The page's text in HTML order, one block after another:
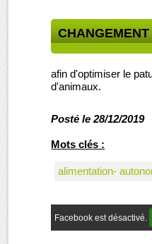
afin d'optimiser le
d'animaux.
Posté le 28/12/2019
Mots clés :
alimentation-
Facebook est désactivé.